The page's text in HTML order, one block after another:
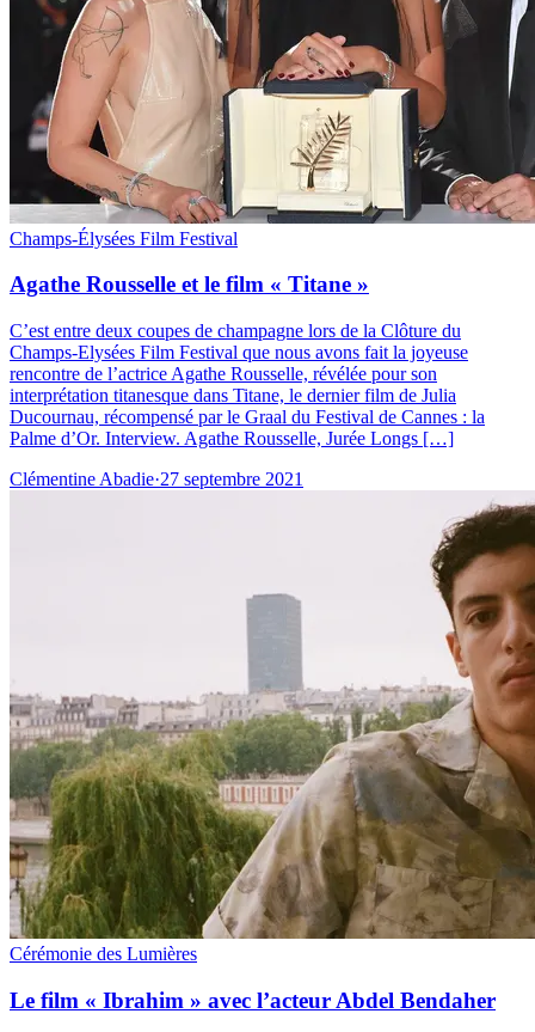
Champs-Élysées Film Festival
Agathe Rousselle et le film « Titane »
C’est entre deux coupes de champagne lors de la Clôture du
Champs-Elysées Film Festival que nous avons fait la joyeuse
rencontre de l’actrice Agathe Rousselle, révélée pour son
interprétation titanesque dans Titane, le dernier film de Julia
Ducournau, récompensé par le Graal du Festival de Cannes : la
Palme d’Or. Interview. Agathe Rousselle, Jurée Longs […]
Clémentine Abadie·27 septembre 2021
Cérémonie des Lumières
Le film « Ibrahim » avec l’acteur Abdel Bendaher